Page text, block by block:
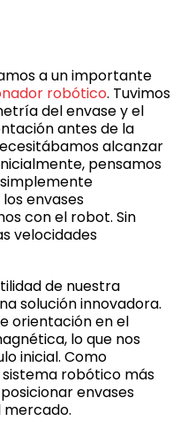
a un importante
robótico. Tuvimos
del envase y el
antes de la
alcanzar
pensamos
envases
con el robot. Sin
velocidades
de nuestra
solución innovadora.
orientación en el
lo que nos
inicial. Como
robótico más
envases
mercado.